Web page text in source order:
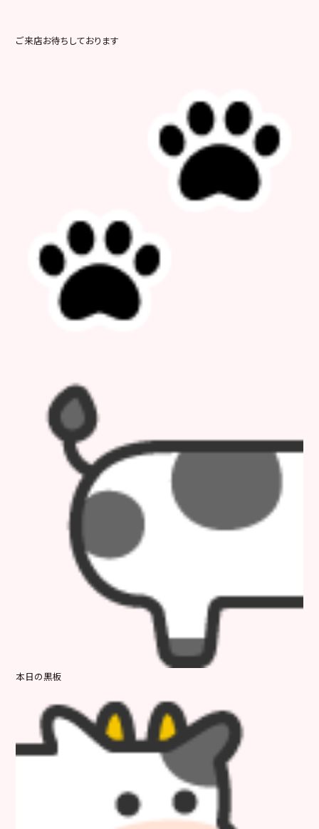
ご来店お待ちしております
本日の黒板